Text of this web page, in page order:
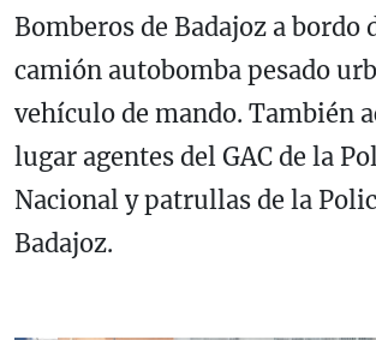
Bomberos de Badajoz a bordo
camión autobomba pesado
vehículo de mando. También
lugar agentes del GAC de la
Nacional y patrullas de la
Badajoz.